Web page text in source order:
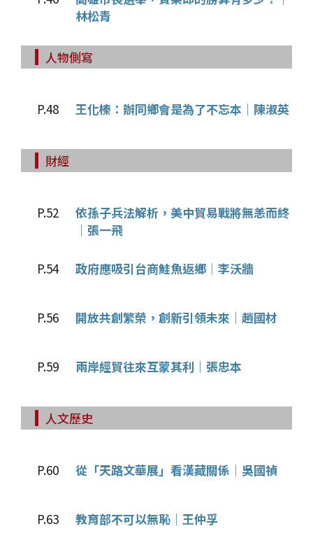
林松青
人物側寫
P.48 王化榛：辦同鄉會是為了不忘本│陳淑英
財經
P.52
依孫子兵法解析，美中貿易戰將無恙而終
│張一飛
P.54 政府應吸引台商鮭魚返鄉│李沃牆
P.56 開放共創繁榮，創新引領未來│趙國材
P.59 兩岸經貿往來互蒙其利│張忠本
人文歷史
P.60 從「天路文華展」看漢藏關係│吳國禎
P.63 教育部不可以無恥│王仲孚